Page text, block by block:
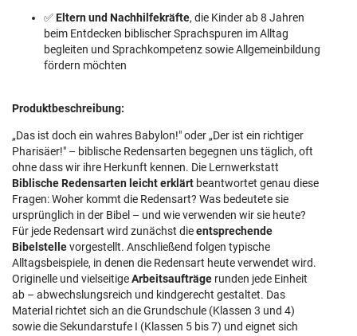
✅Eltern und Nachhilfekräfte, die Kinder ab 8 Jahren
beim Entdecken biblischer Sprachspuren im Alltag
begleiten und Sprachkompetenz sowie Allgemeinbildung
fördern möchten
Produktbeschreibung:
„Das ist doch ein wahres Babylon!" oder „Der ist ein richtiger
Pharisäer!" – biblische Redensarten begegnen uns täglich, oft
ohne dass wir ihre Herkunft kennen. Die Lernwerkstatt
Biblische Redensarten leicht erklärt beantwortet genau diese
Fragen: Woher kommt die Redensart? Was bedeutete sie
ursprünglich in der Bibel – und wie verwenden wir sie heute?
Für jede Redensart wird zunächst dieentsprechende
Bibelstellevorgestellt. Anschließend folgen typische
Alltagsbeispiele, in denen die Redensart heute verwendet wird.
Originelle und vielseitigeArbeitsaufträge runden jede Einheit
ab – abwechslungsreich und kindgerecht gestaltet. Das
Material richtet sich an die Grundschule (Klassen 3 und 4)
sowie die Sekundarstufe I (Klassen 5 bis 7) und eignet sich